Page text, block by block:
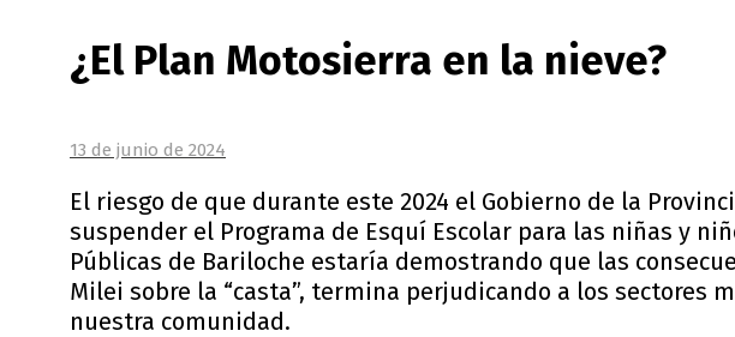
¿El Plan Motosierra en la nieve?
El riesgo de que durante este 2024 el Gobierno de la
suspender el Programa de Esquí Escolar para las niñas y
Públicas de Bariloche estaría demostrando que las
Milei sobre la “casta”, termina perjudicando a los sectores
nuestra comunidad.
13 de junio de 2024